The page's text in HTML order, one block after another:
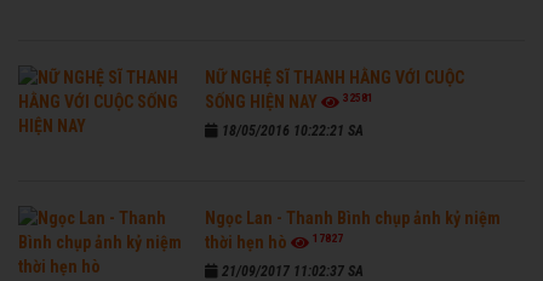
NỮ NGHỆ SĨ THANH HẰNG VỚI CUỘC
SỐNG HIỆN NAY
32581
18/05/2016 10:22:21 SA
Ngọc Lan - Thanh Bình chụp ảnh kỷ niệm
thời hẹn hò
17827
21/09/2017 11:02:37 SA